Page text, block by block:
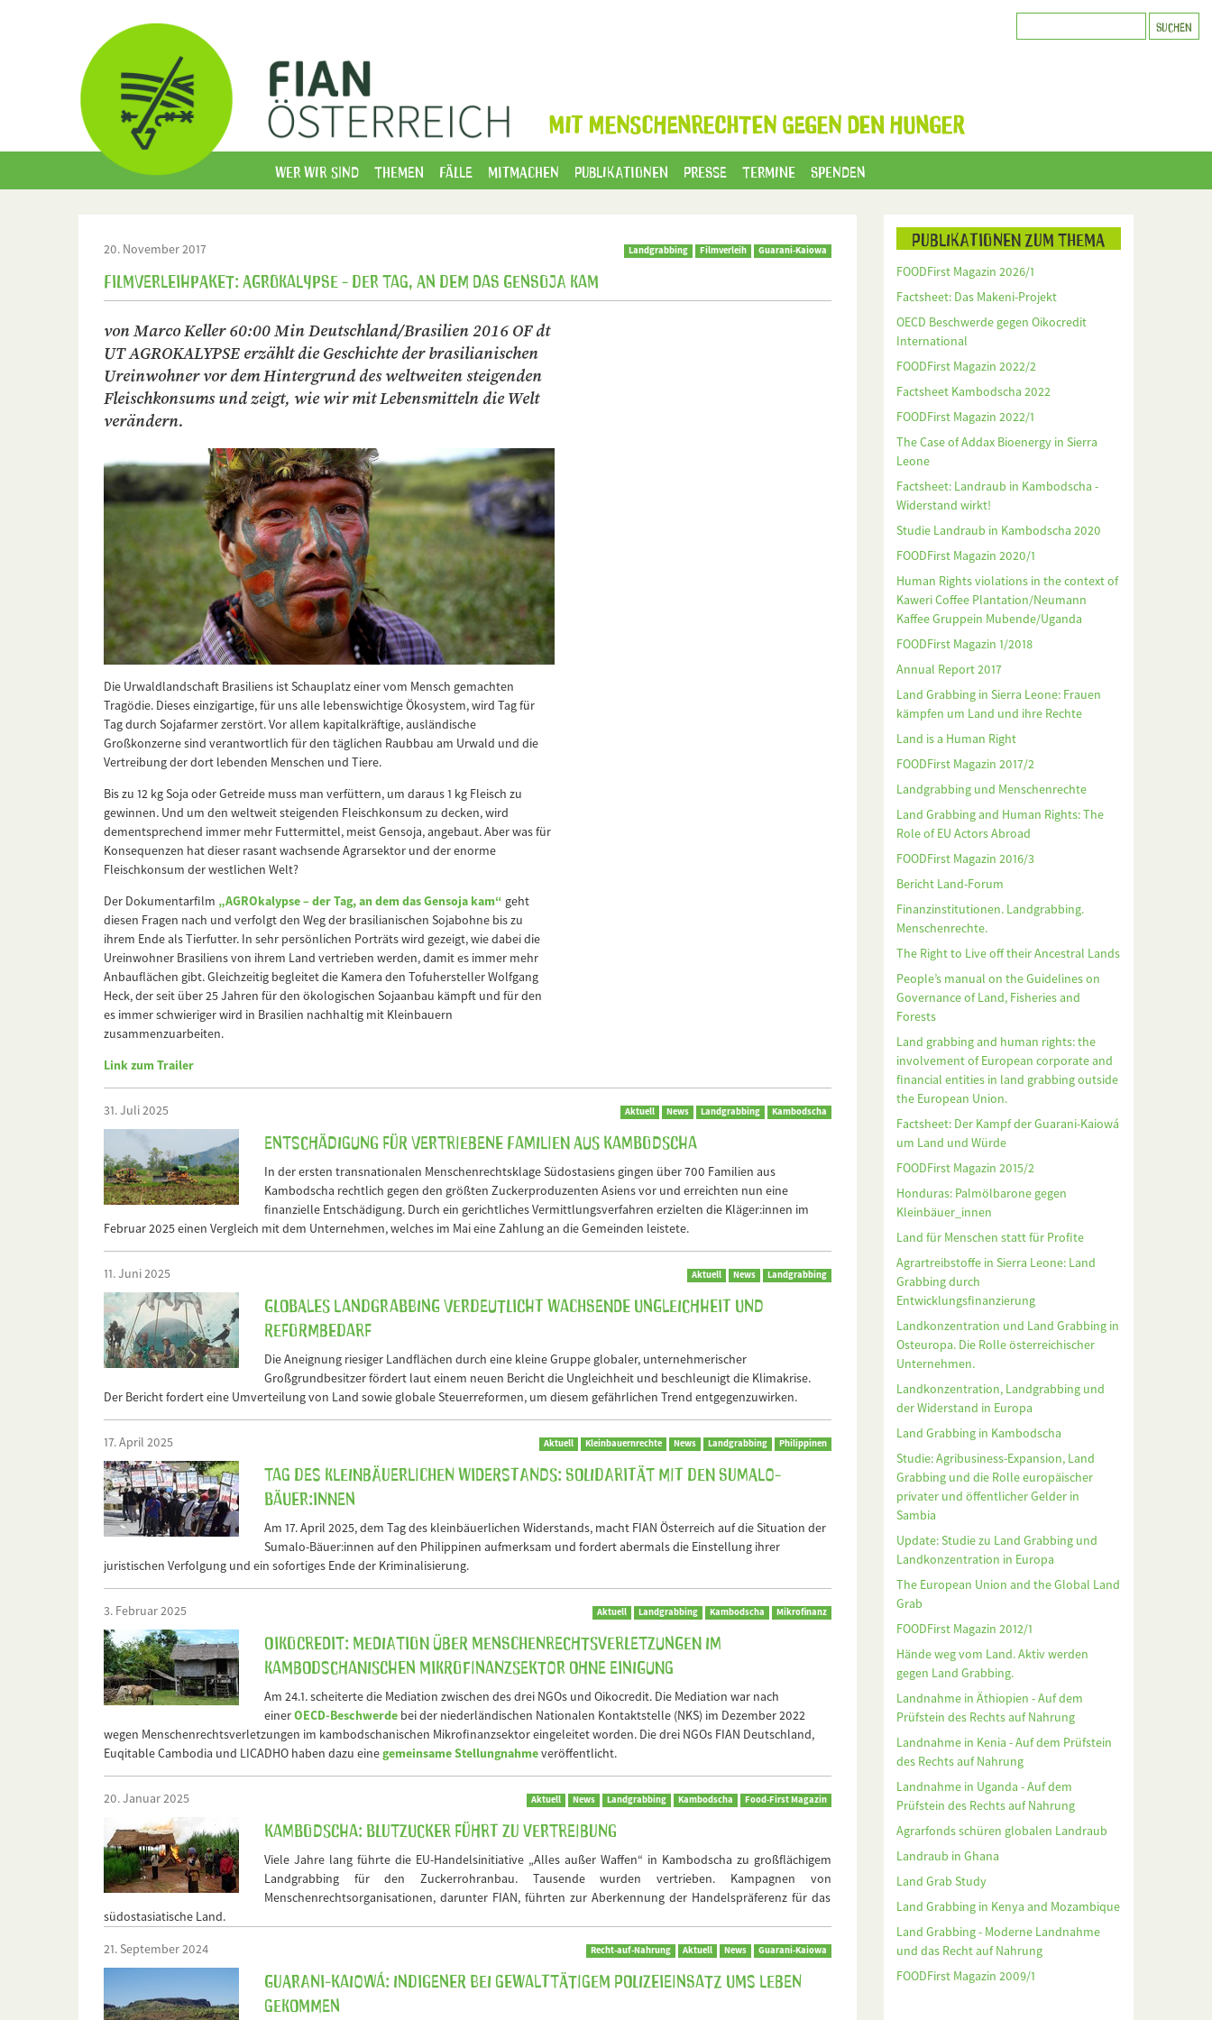
MIT MENSCHENRECHTEN GEGEN DEN HUNGER
Wer wir sind Themen Fälle Mitmachen Publikationen Presse Termine Spenden
20. November 2017 Landgrabbing Filmverleih Guarani-Kaiowa
Filmverleihpaket: AGROkalypse - Der Tag, an dem das Gensoja kam
von Marco Keller 60:00 Min Deutschland/Brasilien 2016 OF dt
UT AGROKALYPSE erzählt die Geschichte der brasilianischen
Ureinwohner vor dem Hintergrund des weltweiten steigenden
Fleischkonsums und zeigt, wie wir mit Lebensmitteln die Welt
verändern.
Die Urwaldlandschaft Brasiliens ist Schauplatz einer vom Mensch gemachten
Tragödie. Dieses einzigartige, für uns alle lebenswichtige Ökosystem, wird Tag für
Tag durch Sojafarmer zerstört. Vor allem kapitalkräftige, ausländische
Großkonzerne sind verantwortlich für den täglichen Raubbau am Urwald und die
Vertreibung der dort lebenden Menschen und Tiere.
Bis zu 12 kg Soja oder Getreide muss man verfüttern, um daraus 1 kg Fleisch zu
gewinnen. Und um den weltweit steigenden Fleischkonsum zu decken, wird
dementsprechend immer mehr Futtermittel, meist Gensoja, angebaut. Aber was für
Konsequenzen hat dieser rasant wachsende Agrarsektor und der enorme
Fleischkonsum der westlichen Welt?
Der Dokumentarfilm „AGROkalypse – der Tag, an dem das Gensoja kam“ geht
diesen Fragen nach und verfolgt den Weg der brasilianischen Sojabohne bis zu
ihrem Ende als Tierfutter. In sehr persönlichen Porträts wird gezeigt, wie dabei die
Ureinwohner Brasiliens von ihrem Land vertrieben werden, damit es immer mehr
Anbauflächen gibt. Gleichzeitig begleitet die Kamera den Tofuhersteller Wolfgang
Heck, der seit über 25 Jahren für den ökologischen Sojaanbau kämpft und für den
es immer schwieriger wird in Brasilien nachhaltig mit Kleinbauern
zusammenzuarbeiten.
Link zum Trailer
31. Juli 2025 Aktuell News Landgrabbing Kambodscha
Entschädigung für vertriebene Familien aus Kambodscha
In der ersten transnationalen Menschenrechtsklage Südostasiens gingen über 700 Familien aus
Kambodscha rechtlich gegen den größten Zuckerproduzenten Asiens vor und erreichten nun eine
finanzielle Entschädigung. Durch ein gerichtliches Vermittlungsverfahren erzielten die Kläger:innen im
Februar 2025 einen Vergleich mit dem Unternehmen, welches im Mai eine Zahlung an die Gemeinden leistete.
11. Juni 2025 Aktuell News Landgrabbing
Globales Landgrabbing verdeutlicht wachsende Ungleichheit und
Reformbedarf
Die Aneignung riesiger Landflächen durch eine kleine Gruppe globaler, unternehmerischer
Großgrundbesitzer fördert laut einem neuen Bericht die Ungleichheit und beschleunigt die Klimakrise.
Der Bericht fordert eine Umverteilung von Land sowie globale Steuerreformen, um diesem gefährlichen Trend entgegenzuwirken.
17. April 2025 Aktuell Kleinbauernrechte News Landgrabbing Philippinen
Tag des kleinbäuerlichen Widerstands: Solidarität mit den Sumalo-
Bäuer:innen
Am 17. April 2025, dem Tag des kleinbäuerlichen Widerstands, macht FIAN Österreich auf die Situation der
Sumalo-Bäuer:innen auf den Philippinen aufmerksam und fordert abermals die Einstellung ihrer
juristischen Verfolgung und ein sofortiges Ende der Kriminalisierung.
3. Februar 2025 Aktuell Landgrabbing Kambodscha Mikrofinanz
Oikocredit: Mediation über Menschenrechtsverletzungen im
kambodschanischen Mikrofinanzsektor ohne Einigung
Am 24.1. scheiterte die Mediation zwischen des drei NGOs und Oikocredit. Die Mediation war nach
einerOECD-Beschwerde bei der niederländischen Nationalen Kontaktstelle (NKS) im Dezember 2022
wegen Menschenrechtsverletzungen im kambodschanischen Mikrofinanzsektor eingeleitet worden. Die drei NGOs FIAN Deutschland,
Euqitable Cambodia und LICADHO haben dazu einegemeinsame Stellungnahmeveröffentlicht.
20. Januar 2025 Aktuell News Landgrabbing Kambodscha Food-First Magazin
Kambodscha: Blutzucker führt zu Vertreibung
Viele Jahre lang führte die EU-Handelsinitiative „Alles außer Waffen“ in Kambodscha zu großflächigem
Landgrabbing für den Zuckerrohranbau. Tausende wurden vertrieben. Kampagnen von
Menschenrechtsorganisationen, darunter FIAN, führten zur Aberkennung der Handelspräferenz für das
südostasiatische Land.
21. September 2024
Recht-auf-Nahrung Aktuell News Guarani-Kaiowa
Guarani-Kaiowá: Indigener bei gewalttätigem Polizeieinsatz ums Leben
gekommen
Publikationen zum Thema
FOODFirst Magazin 2026/1
Factsheet: Das Makeni-Projekt
OECD Beschwerde gegen Oikocredit
International
FOODFirst Magazin 2022/2
Factsheet Kambodscha 2022
FOODFirst Magazin 2022/1
The Case of Addax Bioenergy in Sierra
Leone
Factsheet: Landraub in Kambodscha -
Widerstand wirkt!
Studie Landraub in Kambodscha 2020
FOODFirst Magazin 2020/1
Human Rights violations in the context of
Kaweri Coffee Plantation/Neumann
Kaffee Gruppein Mubende/Uganda
FOODFirst Magazin 1/2018
Annual Report 2017
Land Grabbing in Sierra Leone: Frauen
kämpfen um Land und ihre Rechte
Land is a Human Right
FOODFirst Magazin 2017/2
Landgrabbing und Menschenrechte
Land Grabbing and Human Rights: The
Role of EU Actors Abroad
FOODFirst Magazin 2016/3
Bericht Land-Forum
Finanzinstitutionen. Landgrabbing.
Menschenrechte.
The Right to Live off their Ancestral Lands
People’s manual on the Guidelines on
Governance of Land, Fisheries and
Forests
Land grabbing and human rights: the
involvement of European corporate and
financial entities in land grabbing outside
the European Union.
Factsheet: Der Kampf der Guarani-Kaiowá
um Land und Würde
FOODFirst Magazin 2015/2
Honduras: Palmölbarone gegen
Kleinbäuer_innen
Land für Menschen statt für Profite
Agrartreibstoffe in Sierra Leone: Land
Grabbing durch
Entwicklungsfinanzierung
Landkonzentration und Land Grabbing in
Osteuropa. Die Rolle österreichischer
Unternehmen.
Landkonzentration, Landgrabbing und
der Widerstand in Europa
Land Grabbing in Kambodscha
Studie: Agribusiness-Expansion, Land
Grabbing und die Rolle europäischer
privater und öffentlicher Gelder in
Sambia
Update: Studie zu Land Grabbing und
Landkonzentration in Europa
The European Union and the Global Land
Grab
FOODFirst Magazin 2012/1
Hände weg vom Land. Aktiv werden
gegen Land Grabbing.
Landnahme in Äthiopien - Auf dem
Prüfstein des Rechts auf Nahrung
Landnahme in Kenia - Auf dem Prüfstein
des Rechts auf Nahrung
Landnahme in Uganda - Auf dem
Prüfstein des Rechts auf Nahrung
Agrarfonds schüren globalen Landraub
Landraub in Ghana
Land Grab Study
Land Grabbing in Kenya and Mozambique
Land Grabbing - Moderne Landnahme
und das Recht auf Nahrung
FOODFirst Magazin 2009/1